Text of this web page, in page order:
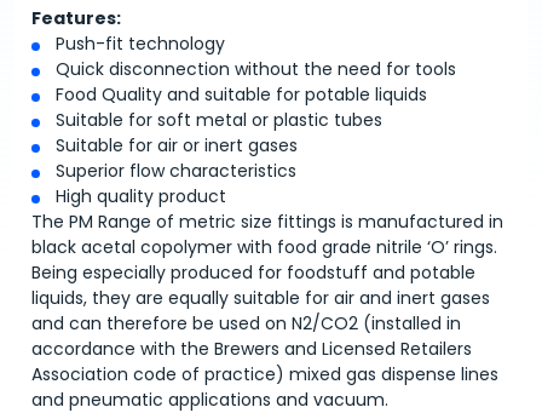
Features:
Push-fit technology
Quick disconnection without the need for tools
Food Quality and suitable for potable liquids
Suitable for soft metal or plastic tubes
Suitable for air or inert gases
Superior flow characteristics
High quality product
The PM Range of metric size fittings is manufactured in
black acetal copolymer with food grade nitrile ‘O’ rings.
Being especially produced for foodstuff and potable
liquids, they are equally suitable for air and inert gases
and can therefore be used on N2/CO2 (installed in
accordance with the Brewers and Licensed Retailers
Association code of practice) mixed gas dispense lines
and pneumatic applications and vacuum.